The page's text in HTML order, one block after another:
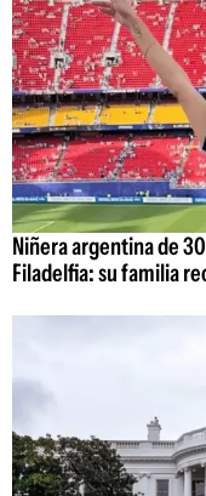
Niñera argentina de
Filadelfia: su familia